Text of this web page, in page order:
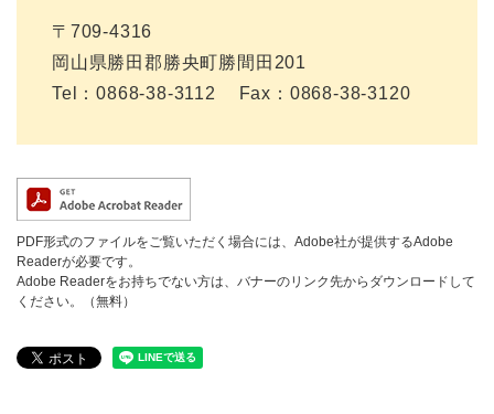
〒709-4316
岡山県勝田郡勝央町勝間田201
Tel：0868-38-3112
Fax：0868-38-3120
PDF形式のファイルをご覧いただく場合には、Adobe社が提供するAdobe
Readerが必要です。
Adobe Readerをお持ちでない方は、バナーのリンク先からダウンロードして
ください。（無料）